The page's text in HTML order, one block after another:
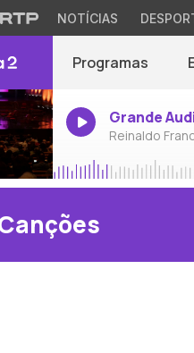
NOTÍCIAS
Programas
Grande
Reinaldo